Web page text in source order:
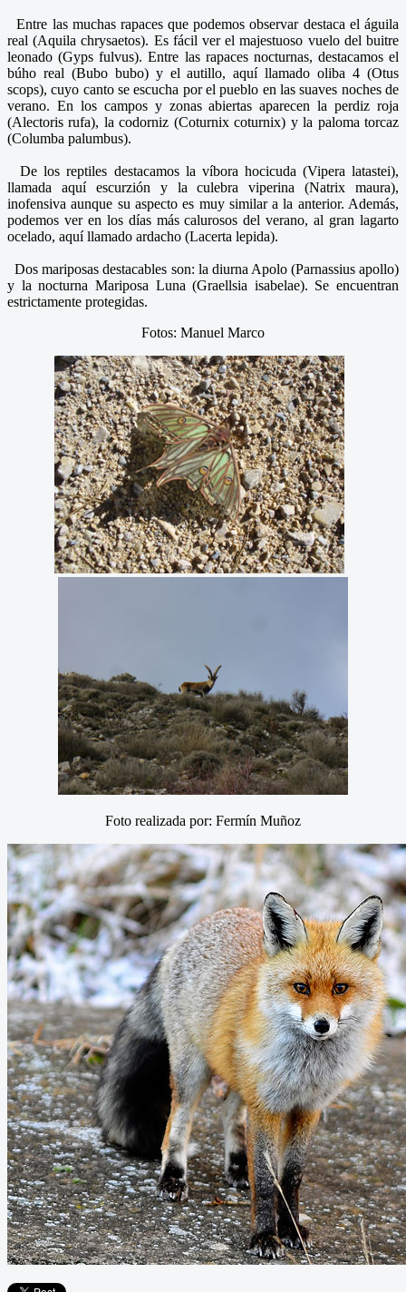
Entre las muchas rapaces que podemos observar destaca el águila
real (Aquila chrysaetos). Es fácil ver el majestuoso vuelo del buitre
leonado (Gyps fulvus). Entre las rapaces nocturnas, destacamos el
búho real (Bubo bubo) y el autillo, aquí llamado oliba 4 (Otus
scops), cuyo canto se escucha por el pueblo en las suaves noches de
verano. En los campos y zonas abiertas aparecen la perdiz roja
(Alectoris rufa), la codorniz (Coturnix coturnix) y la paloma torcaz
(Columba palumbus).
De los reptiles destacamos la víbora hocicuda (Vipera latastei),
llamada aquí escurzión y la culebra viperina (Natrix maura),
inofensiva aunque su aspecto es muy similar a la anterior. Además,
podemos ver en los días más calurosos del verano, al gran lagarto
ocelado, aquí llamado ardacho (Lacerta lepida).
Dos mariposas destacables son: la diurna Apolo (Parnassius apollo)
y la nocturna Mariposa Luna (Graellsia isabelae). Se encuentran
estrictamente protegidas.
Fotos: Manuel Marco
Foto realizada por: Fermín Muñoz